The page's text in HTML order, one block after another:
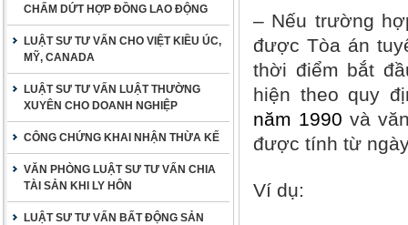
CHẤM DỨT HỢP ĐỒNG LAO ĐỘNG
LUẬT SƯ TƯ VẤN CHO VIỆT KIỀU ÚC,
MỸ, CANADA
LUẬT SƯ TƯ VẤN LUẬT THƯỜNG
XUYÊN CHO DOANH NGHIỆP
CÔNG CHỨNG KHAI NHẬN THỪA KẾ
VĂN PHÒNG LUẬT SƯ TƯ VẤN CHIA
TÀI SẢN KHI LY HÔN
LUẬT SƯ TƯ VẤN BẤT ĐỘNG SẢN
– Nếu trường
được Tòa án
thời điểm bắt
hiện theo quy
năm 1990 và
được tính từ
Ví dụ: